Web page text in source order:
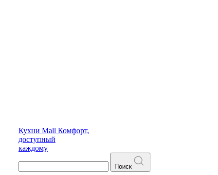
Кухни Mall Комфорт,
доступный
каждому
Поиск